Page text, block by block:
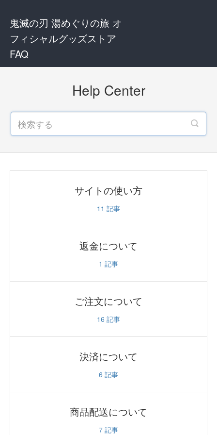
鬼滅の刃 湯めぐりの旅 オ
フィシャルグッズストア
FAQ
Help Center
サイトの使い方
11 記事
返金について
1 記事
ご注文について
16 記事
決済について
6 記事
商品配送について
7 記事